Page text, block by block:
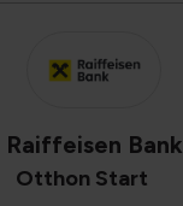
Raiffeisen Bank
Otthon Start